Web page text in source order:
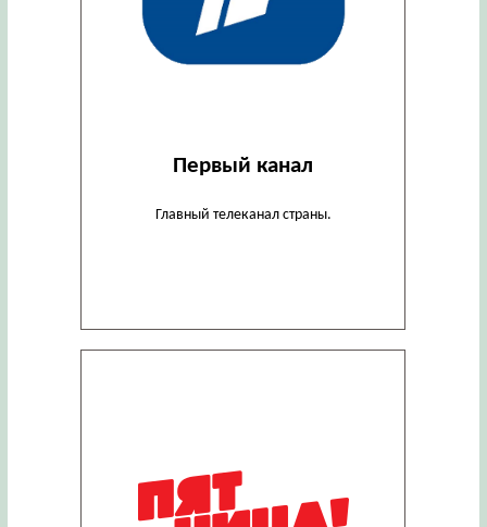
Первый канал
Главный телеканал страны.